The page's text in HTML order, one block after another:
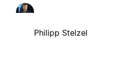
Philipp Stelzel